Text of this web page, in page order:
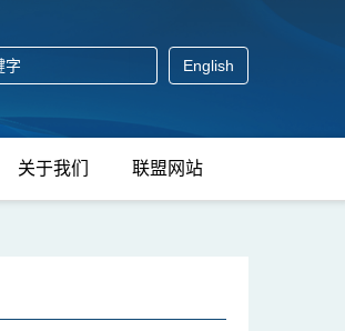
English
关于我们 联盟网站